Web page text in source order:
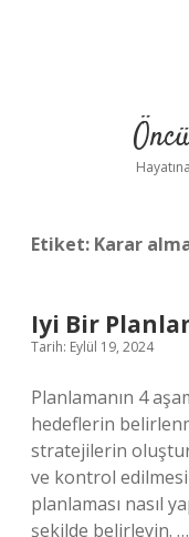
Etiket: Karar
Iyi Bir
Tarih: Eylül 19, 2024
Planlamanın 4
hedeflerin
stratejilerin
ve kontrol
planlaması nasıl
şekilde belirleyin.